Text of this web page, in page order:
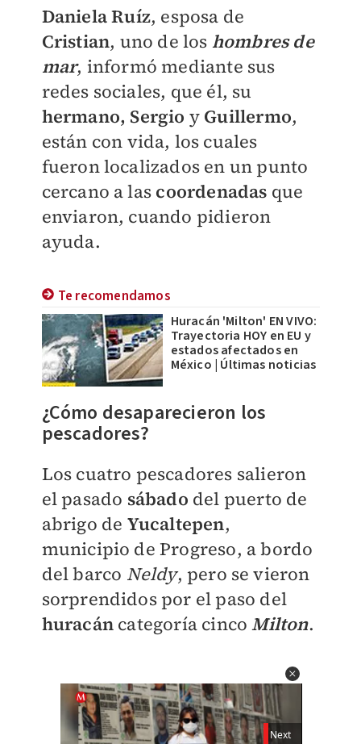
Daniela Ruíz, esposa de
Cristian, uno de los hombres de
mar, informó mediante sus
redes sociales, que él, su
hermano, Sergio y Guillermo,
están con vida, los cuales
fueron localizados en un punto
cercano a las coordenadas que
enviaron, cuando pidieron
ayuda.
Te recomendamos
Huracán 'Milton' EN VIVO:
Trayectoria HOY en EU y
estados afectados en
México | Últimas noticias
¿Cómo desaparecieron los
pescadores?
Los cuatro pescadores salieron
el pasado sábado del puerto de
abrigo de Yucaltepen,
municipio de Progreso, a bordo
del barco Neldy, pero se vieron
sorprendidos por el paso del
huracáncategoría cincoMilton.